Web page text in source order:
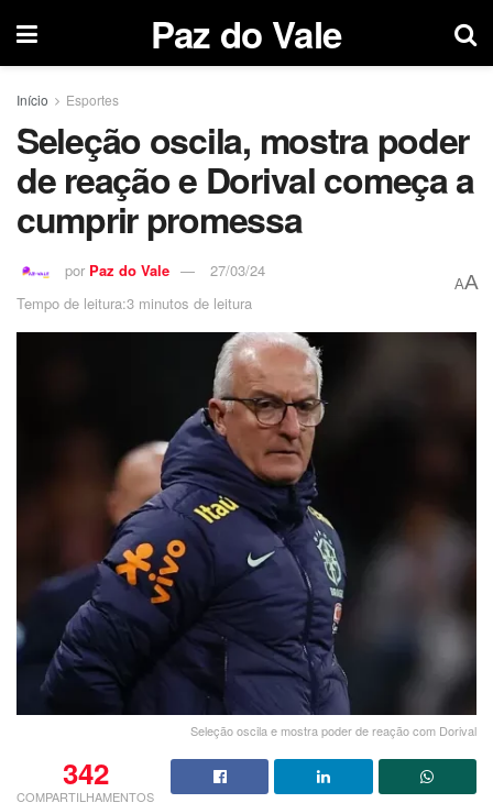
Paz do Vale
Início Esportes
Seleção oscila, mostra poder
de reação e Dorival começa a
cumprir promessa
por Paz do Vale
27/03/24
Tempo de leitura:3 minutos de leitura
AA
Seleção oscila e mostra poder de reação com Dorival
342
COMPARTILHAMENTOS